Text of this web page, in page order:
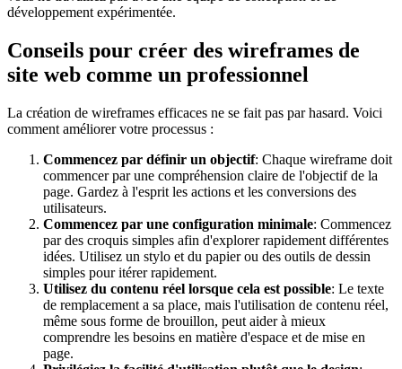
développement expérimentée.
Conseils pour créer des wireframes de
site web comme un professionnel
La création de wireframes efficaces ne se fait pas par hasard. Voici
comment améliorer votre processus :
Commencez par définir un objectif: Chaque wireframe doit
commencer par une compréhension claire de l'objectif de la
page. Gardez à l'esprit les actions et les conversions des
utilisateurs.
Commencez par une configuration minimale: Commencez
par des croquis simples afin d'explorer rapidement différentes
idées. Utilisez un stylo et du papier ou des outils de dessin
simples pour itérer rapidement.
Utilisez du contenu réel lorsque cela est possible: Le texte
de remplacement a sa place, mais l'utilisation de contenu réel,
même sous forme de brouillon, peut aider à mieux
comprendre les besoins en matière d'espace et de mise en
page.